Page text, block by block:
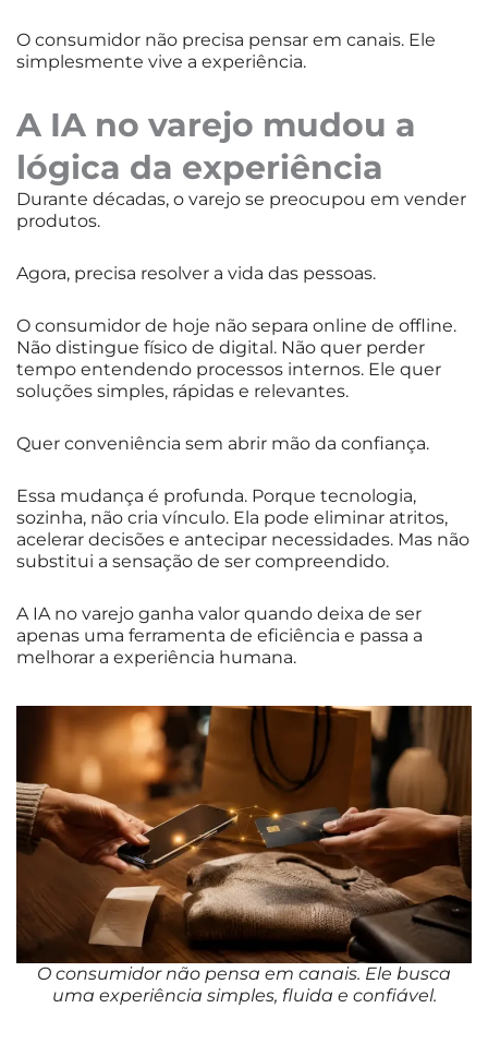
O consumidor não precisa pensar em canais. Ele
simplesmente vive a experiência.
A IA no varejo mudou a
lógica da experiência
Durante décadas, o varejo se preocupou em vender
produtos.
Agora, precisa resolver a vida das pessoas.
O consumidor de hoje não separa online de offline.
Não distingue físico de digital. Não quer perder
tempo entendendo processos internos. Ele quer
soluções simples, rápidas e relevantes.
Quer conveniência sem abrir mão da confiança.
Essa mudança é profunda. Porque tecnologia,
sozinha, não cria vínculo. Ela pode eliminar atritos,
acelerar decisões e antecipar necessidades. Mas não
substitui a sensação de ser compreendido.
A IA no varejo ganha valor quando deixa de ser
apenas uma ferramenta de eficiência e passa a
melhorar a experiência humana.
O consumidor não pensa em canais. Ele busca
uma experiência simples, fluida e confiável.